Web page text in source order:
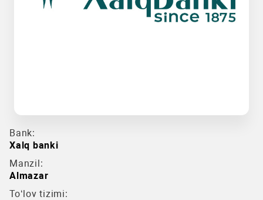
Bank:
Xalq banki
Manzil:
Almazar
To‘lov tizimi: